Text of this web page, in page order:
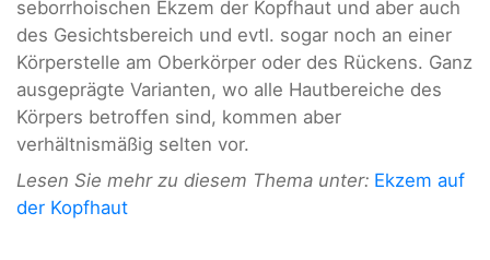
seborrhoischen Ekzem der Kopfhaut und aber auch
des Gesichtsbereich und evtl. sogar noch an einer
Körperstelle am Oberkörper oder des Rückens. Ganz
ausgeprägte Varianten, wo alle Hautbereiche des
Körpers betroffen sind, kommen aber
verhältnismäßig selten vor.
Lesen Sie mehr zu diesem Thema unter: Ekzem auf
der Kopfhaut